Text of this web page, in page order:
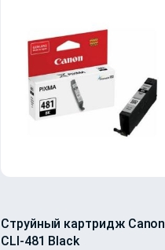
Струйный картридж Canon
CLI-481 Black